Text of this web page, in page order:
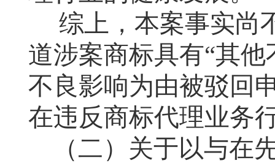
综上，本案事实尚
道涉案商标具有“其
不良影响为由被驳回
在违反商标代理业务
（二）关于以与在